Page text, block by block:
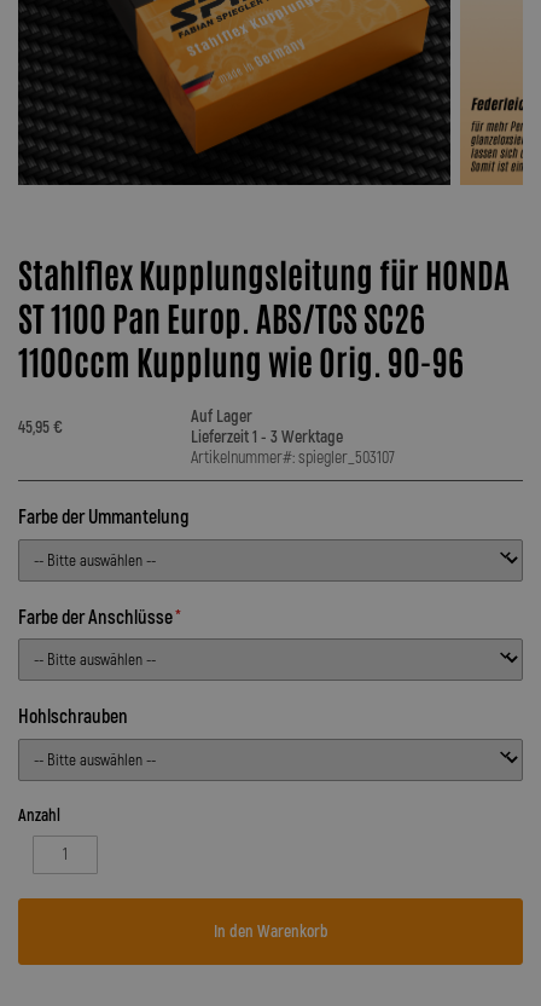
Stahlflex Kupplungsleitung für HONDA
ST 1100 Pan Europ. ABS/TCS SC26
1100ccm Kupplung wie Orig. 90-96
45,95 €
Auf Lager
Lieferzeit 1 - 3 Werktage
Artikelnummer#: spiegler_503107
Farbe der Ummantelung
Farbe der Anschlüsse
Hohlschrauben
Anzahl
In den Warenkorb